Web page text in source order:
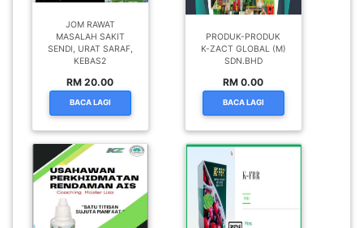
JOM RAWAT
MASALAH SAKIT
SENDI, URAT SARAF,
KEBAS2
RM 20.00
BACA LAGI
PRODUK-PRODUK
K-ZACT GLOBAL (M)
SDN.BHD
RM 0.00
BACA LAGI